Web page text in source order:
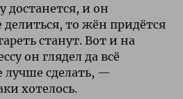
достанется, и он
делиться, то жён придётся
станут. Вот и на
он глядел да всё
лучше сделать, —
хотелось.